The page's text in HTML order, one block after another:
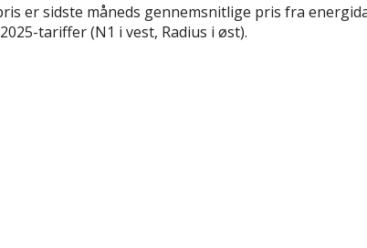
er sidste måneds gennemsnitlige pris fra
tariffer (N1 i vest, Radius i øst).